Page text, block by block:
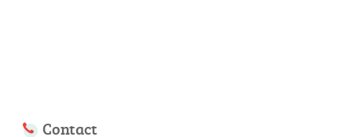
Contact